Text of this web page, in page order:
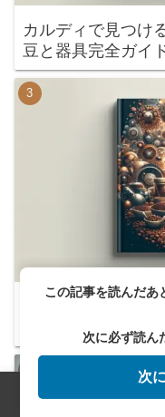
カルディで見つけ
豆と器具完全ガイ
無印の保存容器お
を保つ秘訣とは？
この記事を読んだあ
次に必ず読ん
次